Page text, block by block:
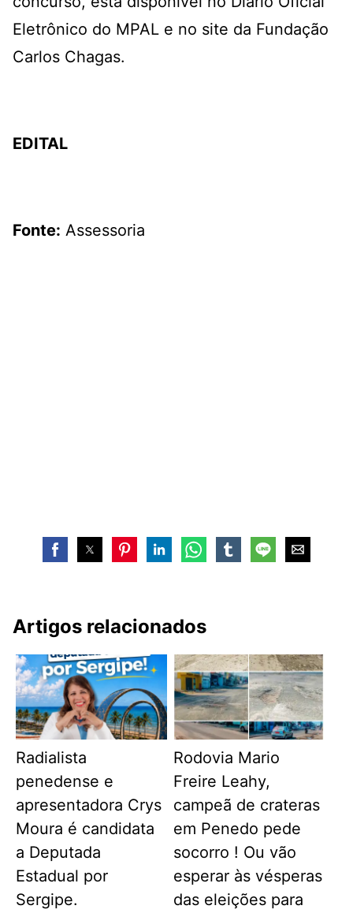
Eletrônico do MPAL e no site da Fundação
Carlos Chagas.
EDITAL
Fonte: Assessoria
Artigos relacionados
Radialista
penedense e
apresentadora Crys
Moura é candidata
a Deputada
Estadual por
Sergipe.
Rodovia Mario
Freire Leahy,
campeã de crateras
em Penedo pede
socorro ! Ou vão
esperar às vésperas
das eleições para